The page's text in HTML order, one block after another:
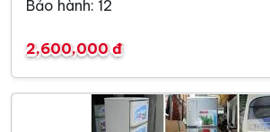
Bảo hành: 12
2,600,000 đ